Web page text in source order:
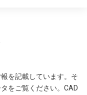
を記載しています。そ
をご覧ください。CAD